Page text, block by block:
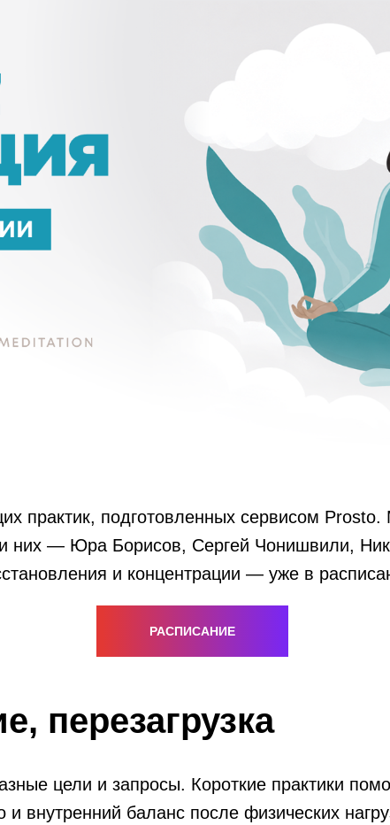
подготовленных сервисом Prosto.
них — Юра Борисов, Сергей Чонишвили,
и концентрации — уже в
РАСПИСАНИЕ
перезагрузка
цели и запросы. Короткие практики
и внутренний баланс после физических